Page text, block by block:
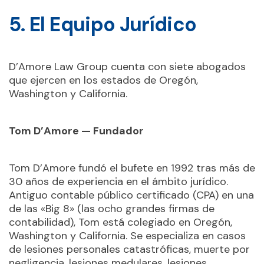
5. El Equipo Jurídico
D’Amore Law Group cuenta con siete abogados
que ejercen en los estados de Oregón,
Washington y California.
Tom D’Amore — Fundador
Tom D’Amore fundó el bufete en 1992 tras más de
30 años de experiencia en el ámbito jurídico.
Antiguo contable público certificado (CPA) en una
de las «Big 8» (las ocho grandes firmas de
contabilidad), Tom está colegiado en Oregón,
Washington y California. Se especializa en casos
de lesiones personales catastróficas, muerte por